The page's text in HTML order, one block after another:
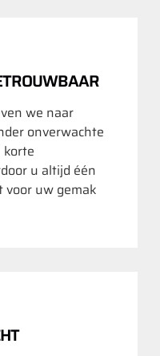
we naar
onverwachte
u altijd één
uw gemak